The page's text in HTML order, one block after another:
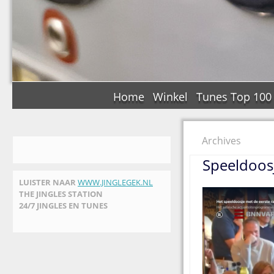
Home Winkel Tunes Top 100
LUISTER NAAR WWW.JINGLEGEK.NL
THE JINGLES STATION
24/7 JINGLES EN TUNES
Archives